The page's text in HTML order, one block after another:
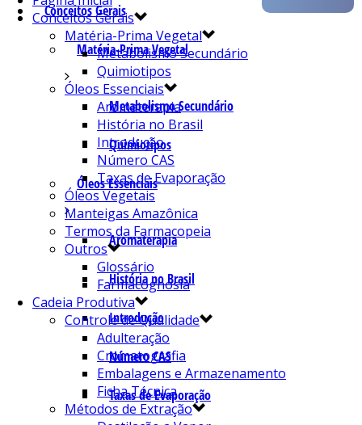
Conceitos Gerais
Matéria-Prima Vegetal
Metabolismo Secundário
Quimiotipos
Óleos Essenciais
Aromaterapia
História no Brasil
Introdução
Número CAS
Taxas de Evaporação
Conceitos Gerais
Matéria-Prima Vegetal
Metabolismo Secundário
Quimiotipos
Óleos Essenciais
Aromaterapia
História no Brasil
Introdução
Número CAS
Taxas de Evaporação
Óleos Vegetais
Manteigas Amazônica
Termos da Farmacopeia
Outros
Glossário
Farmacognosia
Cadeia Produtiva
Controle de Qualidade
Adulteração
Cromatografia
Embalagens e Armazenamento
Ficha Técnica
Métodos de Extração